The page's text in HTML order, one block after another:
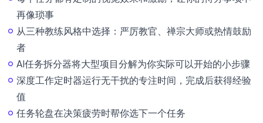
再像琐事
从三种教练风格中选择：严厉教官、禅宗大师或热情鼓励
者
AI任务拆分器将大型项目分解为你实际可以开始的小步骤
深度工作定时器运行无干扰的专注时间，完成后获得经验
值
任务轮盘在决策疲劳时帮你选下一个任务